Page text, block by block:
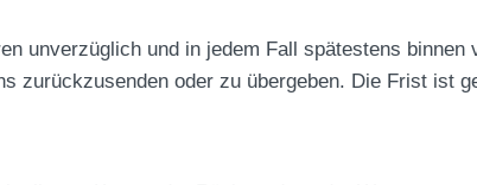
unverzüglich und in jedem Fall spätestens
zurückzusenden oder zu übergeben. Die Frist ist